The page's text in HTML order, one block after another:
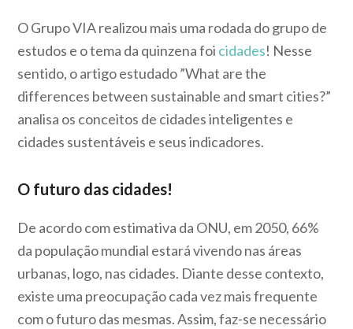
O Grupo VIA realizou mais uma rodada do grupo de
estudos e o tema da quinzena foi cidades! Nesse
sentido, o artigo estudado ”What are the
differences between sustainable and smart cities?”
analisa os conceitos de cidades inteligentes e
cidades sustentáveis e seus indicadores.
O futuro das cidades!
De acordo com estimativa da ONU, em 2050, 66%
da população mundial estará vivendo nas áreas
urbanas, logo, nas cidades. Diante desse contexto,
existe uma preocupação cada vez mais frequente
com o futuro das mesmas. Assim, faz-se necessário